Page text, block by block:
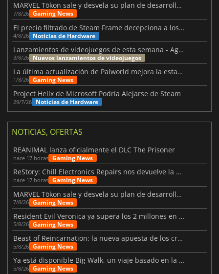
MARVEL Tōkon sale y desvela su plan de desarrollo para el primer año
7/8/26 Gaming News
El precio filtrado de Steam Frame decepciona a los usuarios
4/8/26 Noticias de Hardware
Lanzamientos de videojuegos de esta semana - Agosto de 2026 (semana 32)
3/8/26 Nuevos lanzamientos de videojuegos
La última actualización de Palworld mejora la estabilidad
1/8/26 Gaming News
Project Helix de Microsoft Podría Alejarse de Steam
29/7/26 Noticias de Hardware
NOTICIAS, OFERTAS
REANIMAL lanza oficialmente el DLC The Prisoner
hace 17 horas Gaming News
ReStory: Chill Electronics Repairs nos devuelve la nostalgia de los 2000
hace 17 horas Gaming News
MARVEL Tōkon sale y desvela su plan de desarrollo para el primer año
7/8/26 Gaming News
Resident Evil Veronica ya supera los 2 millones en listas de deseados
5/8/26 Gaming News
Beast of Reincarnation: la nueva apuesta de los creadores de Pokémon
5/8/26 Gaming News
Ya está disponible Big Walk, un viaje basado en la amistad
5/8/26 Gaming News